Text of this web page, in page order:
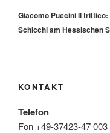
Beitrag
Giacomo Puccini Il trittico:
Schicchi am Hessischen
KONTAKT
Telefon
Fon +49-37423-47 003